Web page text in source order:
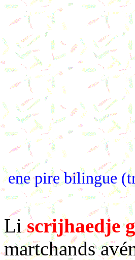
ene pire bilingue
Liscrijhaedje
martchands